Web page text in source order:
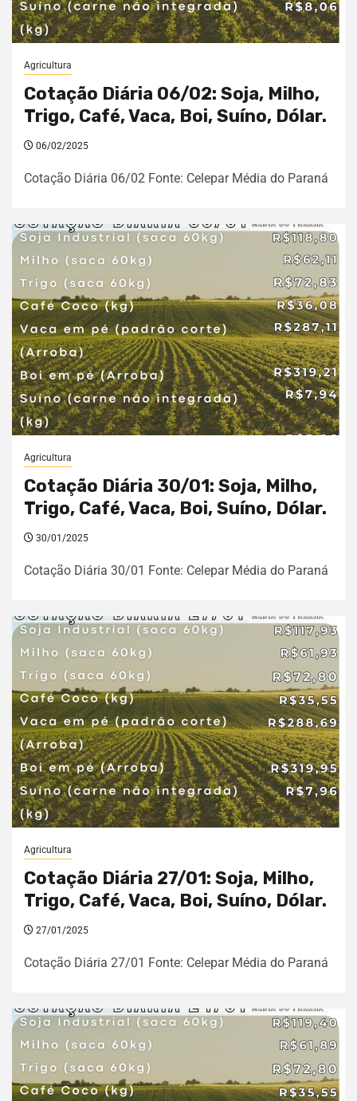
Agricultura
Cotação Diária 06/02: Soja, Milho,
Trigo, Café, Vaca, Boi, Suíno, Dólar.
06/02/2025
Cotação Diária 06/02 Fonte: Celepar Média do Paraná
Agricultura
Cotação Diária 30/01: Soja, Milho,
Trigo, Café, Vaca, Boi, Suíno, Dólar.
30/01/2025
Cotação Diária 30/01 Fonte: Celepar Média do Paraná
Agricultura
Cotação Diária 27/01: Soja, Milho,
Trigo, Café, Vaca, Boi, Suíno, Dólar.
27/01/2025
Cotação Diária 27/01 Fonte: Celepar Média do Paraná